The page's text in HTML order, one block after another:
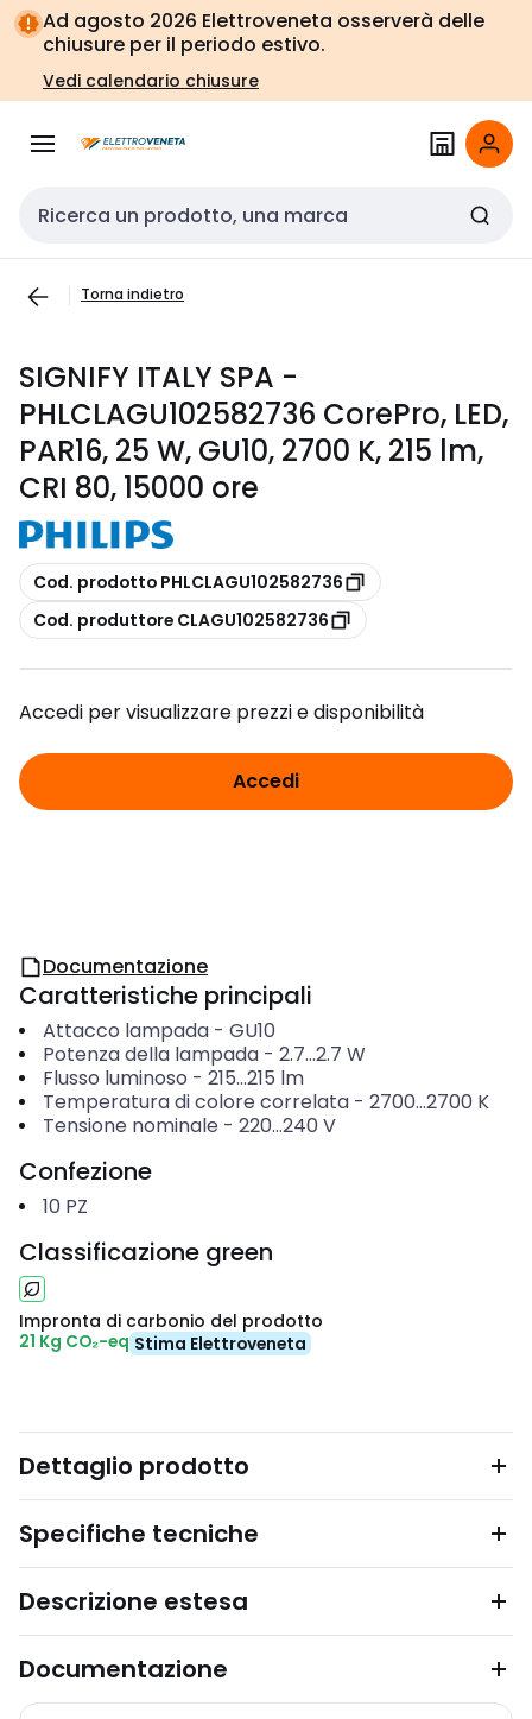
Vai alla
navigazione
Vai
alla
pagina
Ad agosto 2026 Elettroveneta osserverà delle
chiusure per il periodo estivo.
Vedi calendario chiusure
Cerca input
Torna indietro
SIGNIFY ITALY SPA -
PHLCLAGU102582736 CorePro, LED,
PAR16, 25 W, GU10, 2700 K, 215 lm,
CRI 80, 15000 ore
copia
Cod. prodotto PHLCLAGU102582736
copia
Cod. produttore CLAGU102582736
Accedi per visualizzare prezzi e disponibilità
Accedi
Documentazione
Caratteristiche principali
Attacco lampada- GU10
Potenza della lampada- 2.7...2.7 W
Flusso luminoso - 215...215 lm
Temperatura di colore correlata- 2700...2700 K
Tensione nominale - 220...240 V
Confezione
10 PZ
Classificazione green
Impronta di carbonio del prodotto
21 Kg CO₂-eq Stima Elettroveneta
Dettaglio prodotto
Specifiche tecniche
Descrizione estesa
Documentazione